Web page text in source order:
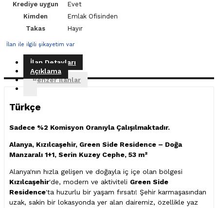
Krediye uygun
Evet
Kimden
Emlak Ofisinden
Takas
Hayır
İlan ile ilgili şikayetim var
İlan Detayları
Açıklama
Benzer İlanlar
Türkçe
Sadece %2 Komisyon Oranıyla Çalışılmaktadır.
Alanya, Kızılcaşehir, Green Side Residence – Doğa
Manzaralı 1+1, Serin Kuzey Cephe, 53 m²
Alanya'nın hızla gelişen ve doğayla iç içe olan bölgesi
Kızılcaşehir'de, modern ve aktiviteli Green Side
Residence'ta huzurlu bir yaşam fırsatı! Şehir karmaşasından
uzak, sakin bir lokasyonda yer alan dairemiz, özellikle yaz